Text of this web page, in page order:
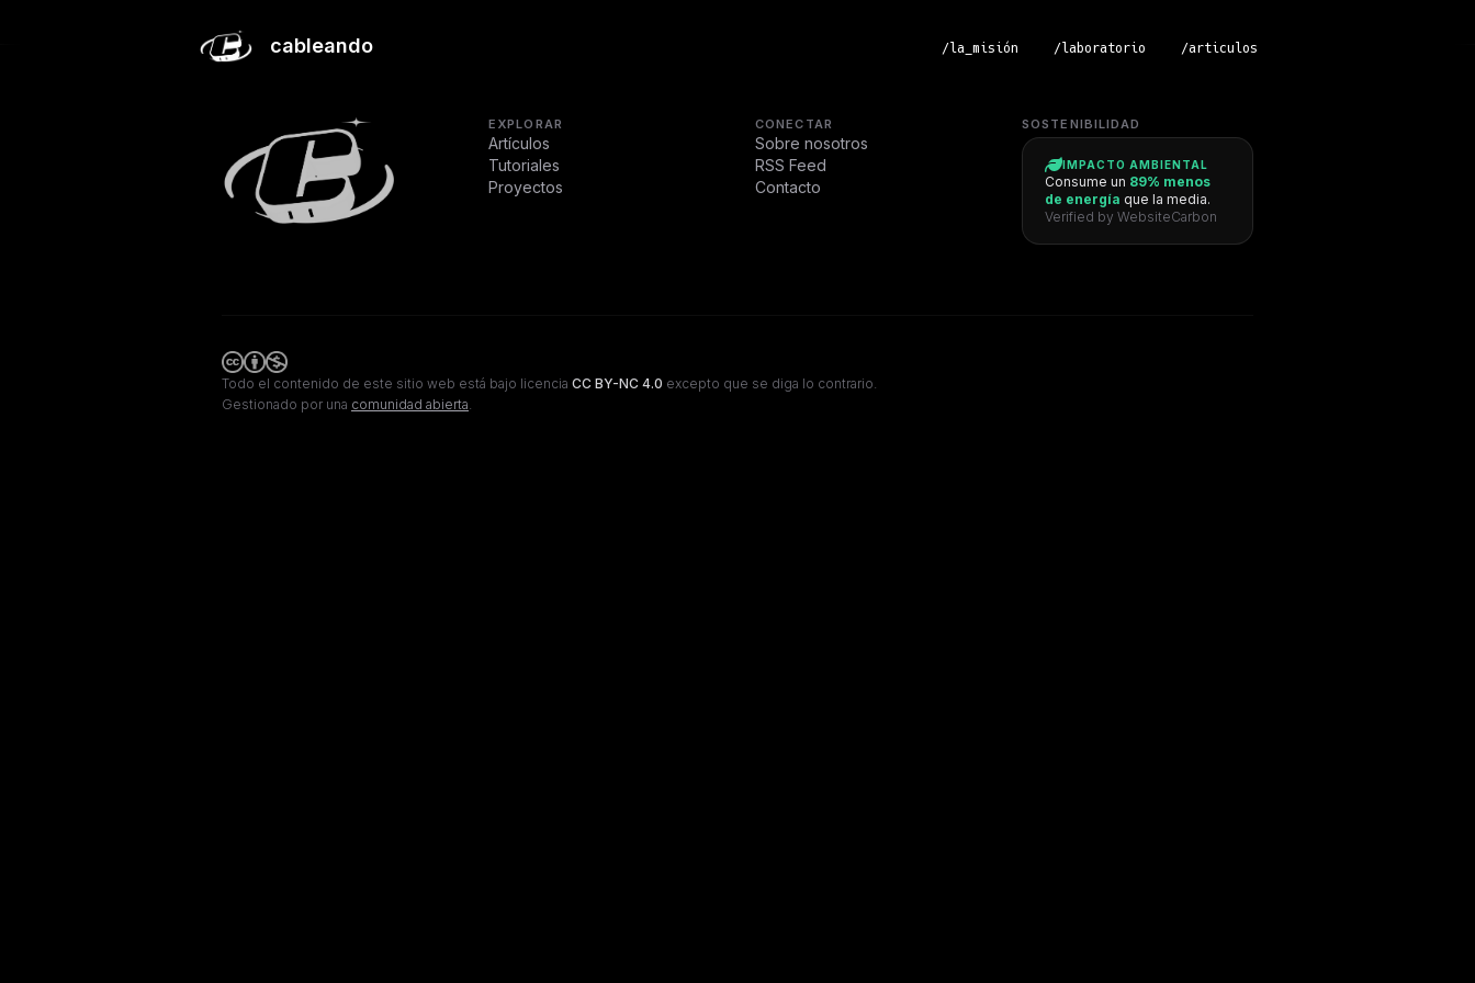
cableando /la_misión /laboratorio /articulos
El futuro de la IA en España pasa por una estrategia más sostenible
EXPLORAR
Artículos
Tutoriales
Proyectos
CONECTAR
Sobre nosotros
RSS Feed
Contacto
SOSTENIBILIDAD
IMPACTO AMBIENTAL
Consume un 89% menos
de energía que la media.
Verified by WebsiteCarbon
Todo el contenido de este sitio web está bajo licencia CC BY-NC 4.0 excepto que se diga lo contrario.
Gestionado por una comunidad abierta.